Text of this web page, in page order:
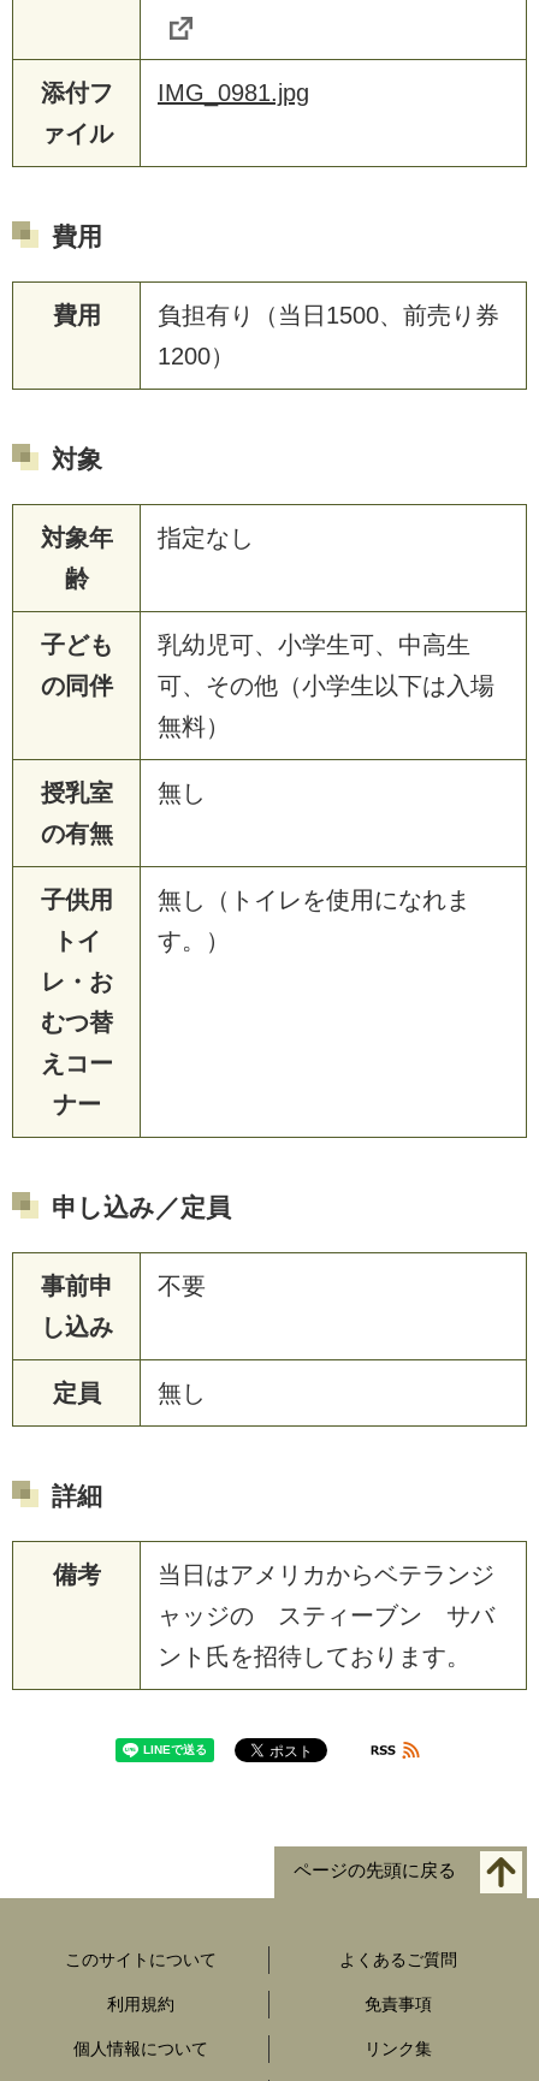
添付フ
ァイル
IMG_0981.jpg
費用
費用
負担有り（当日1500、前売り券
1200）
対象
対象年
齢
指定なし
子ども
の同伴
乳幼児可、小学生可、中高生
可、その他（小学生以下は入場
無料）
授乳室
の有無
無し
子供用
トイ
レ・お
むつ替
えコー
ナー
無し（トイレを使用になれま
す。）
申し込み／定員
事前申
し込み
不要
定員 無し
詳細
備考
当日はアメリカからベテランジ
ャッジの スティーブン サバ
ント氏を招待しております。
ページの先頭に戻る
このサイトについて よくあるご質問
利用規約 免責事項
個人情報について リンク集